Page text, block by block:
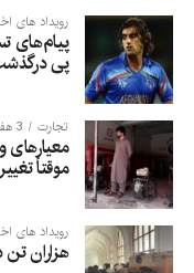
رویداد های
پیام‌های
پی
تجارت 3 هفته ago
معیارهای
موقتاً
رویداد های
هزاران تن